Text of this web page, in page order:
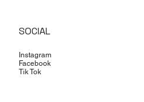
SOCIAL
Instagram
Facebook
Tik Tok